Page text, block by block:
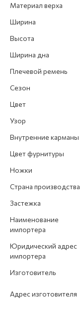
Материал верха
Ширина
Высота
Ширина дна
Плечевой ремень
Сезон
Цвет
Узор
Внутренние карманы
Цвет фурнитуры
Ножки
Страна производства
Застежка
Наименование
импортера
Юридический адрес
импортера
Изготовитель
Адрес изготовителя